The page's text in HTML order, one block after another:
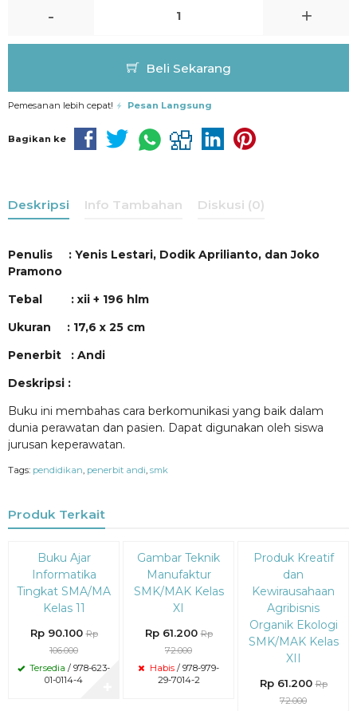
- +
Beli Sekarang
Pemesanan lebih cepat! Pesan Langsung
Bagikan ke
Deskripsi Info Tambahan Diskusi (0)
Penulis : Yenis Lestari, Dodik Aprilianto, dan Joko
Pramono
Tebal : xii + 196 hlm
Ukuran : 17,6 x 25 cm
Penerbit : Andi
Deskripsi :
Buku ini membahas cara berkomunikasi yang baik dalam
dunia perawatan dan pasien. Dapat digunakan oleh siswa
jurusan keperawatan.
Tags: pendidikan penerbit andi smk
Produk Terkait
DiskonBuku Ajar
Informatika
Tingkat SMA/MA
Kelas 11
Rp 90.100 Rp
106.000
Tersedia / 978-623-
01-0114-4
Diskon
15%
Gambar Teknik
Manufaktur
SMK/MAK Kelas
XI
Rp 61.200 Rp
72.000
Habis / 978-979-
29-7014-2
Diskon
15%
Produk Kreatif
dan
Kewirausahaan
Agribisnis
Organik Ekologi
SMK/MAK Kelas
XII
Rp 61.200 Rp
72.000